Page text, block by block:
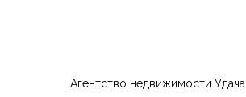
Агентство недвижимости Удача